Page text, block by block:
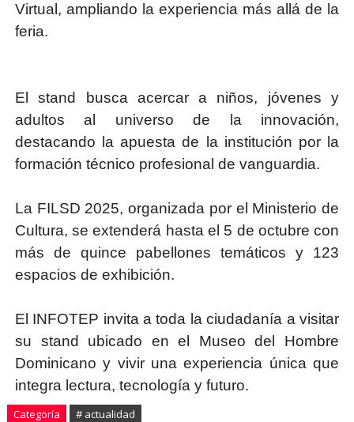
Virtual, ampliando la experiencia más allá de la
feria.
El stand busca acercar a niños, jóvenes y
adultos al universo de la innovación,
destacando la apuesta de la institución por la
formación técnico profesional de vanguardia.
La FILSD 2025, organizada por el Ministerio de
Cultura, se extenderá hasta el 5 de octubre con
más de quince pabellones temáticos y 123
espacios de exhibición.
El INFOTEP invita a toda la ciudadanía a visitar
su stand ubicado en el Museo del Hombre
Dominicano y vivir una experiencia única que
integra lectura, tecnología y futuro.
Categoría # actualidad